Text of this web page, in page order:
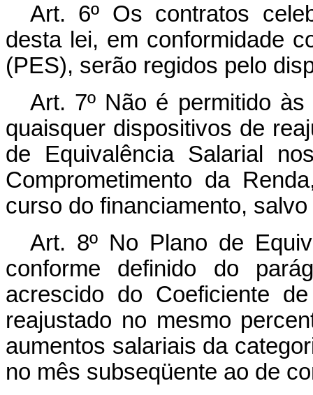
Art. 6º Os contratos
desta lei, em conformidade
(PES), serão regidos pelo
Art. 7º Não é permitido
quaisquer dispositivos de
de Equivalência Salarial
Comprometimento da
curso do financiamento,
Art. 8º No Plano de
conforme definido do
acrescido do Coeficiente
reajustado no mesmo
aumentos salariais da
no mês subseqüente ao de